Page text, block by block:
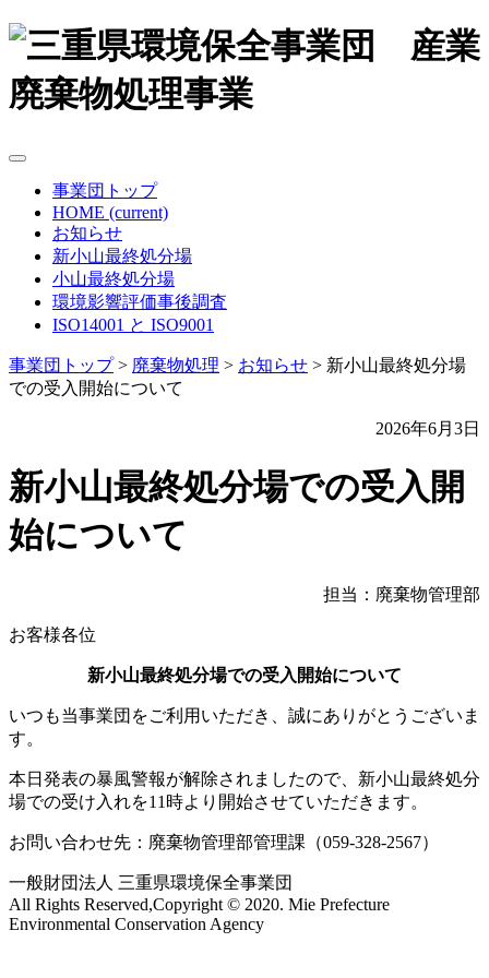
事業団トップ
HOME (current)
お知らせ
新小山最終処分場
小山最終処分場
環境影響評価事後調査
ISO14001 と ISO9001
事業団トップ > 廃棄物処理 > お知らせ > 新小山最終処分場
での受入開始について
2026年6月3日
新小山最終処分場での受入開
始について
担当：廃棄物管理部
お客様各位
新小山最終処分場での受入開始について
いつも当事業団をご利用いただき、誠にありがとうございま
す。
本日発表の暴風警報が解除されましたので、新小山最終処分
場での受け入れを11時より開始させていただきます。
お問い合わせ先：廃棄物管理部管理課（059-328-2567）
一般財団法人 三重県環境保全事業団
All Rights Reserved,Copyright © 2020. Mie Prefecture
Environmental Conservation Agency